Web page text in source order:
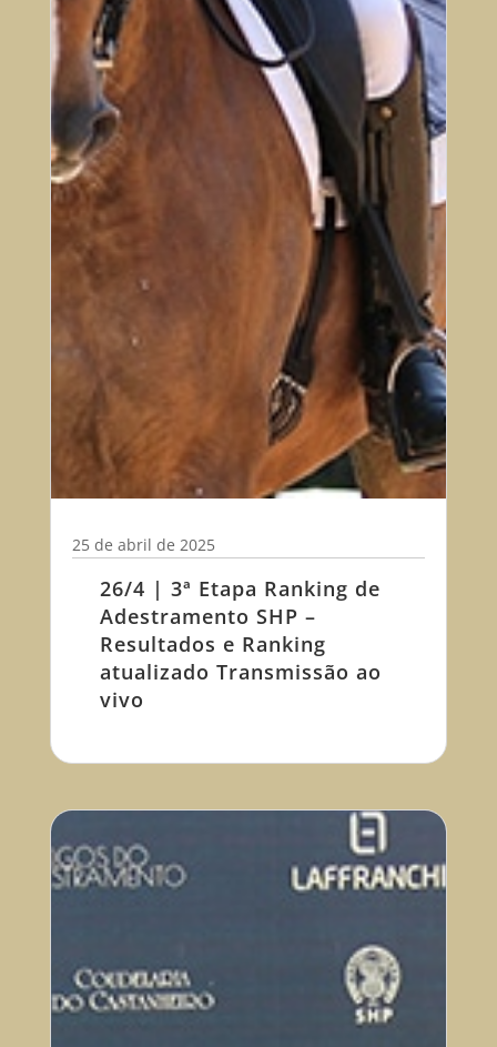
26/4 | 3ª Etapa Ranking de
Adestramento SHP –
Resultados e Ranking
atualizado Transmissão ao
vivo
25 de abril de 2025